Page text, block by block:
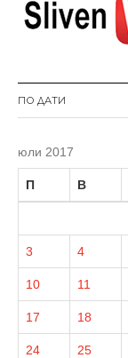
ПО ДАТИ
юли 2017
П В
3 4
10 11
17 18
24 25